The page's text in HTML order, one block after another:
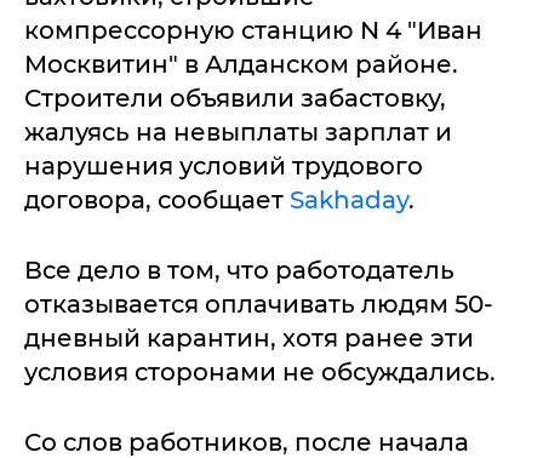
компрессорную станцию N 4 "Иван
Москвитин" в Алданском районе.
Строители объявили забастовку,
жалуясь на невыплаты зарплат и
нарушения условий трудового
договора, сообщает Sakhaday.
Все дело в том, что работодатель
отказывается оплачивать людям 50-
дневный карантин, хотя ранее эти
условия сторонами не обсуждались.
Со слов работников, после начала